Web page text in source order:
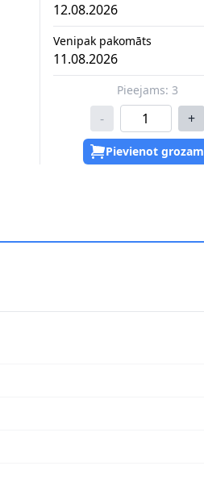
12.08.2026
Venipak pakomāts
11.08.2026
Pieejams: 3
- +
Pievienot grozam